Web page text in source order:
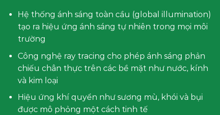
Hệ thống ánh sáng toàn cầu (global illumination)
tạo ra hiệu ứng ánh sáng tự nhiên trong mọi môi
trường
Công nghệ ray tracing cho phép ánh sáng phản
chiếu chân thực trên các bề mặt như nước, kính
và kim loại
Hiệu ứng khí quyển như sương mù, khói và bụi
được mô phỏng một cách tinh tế